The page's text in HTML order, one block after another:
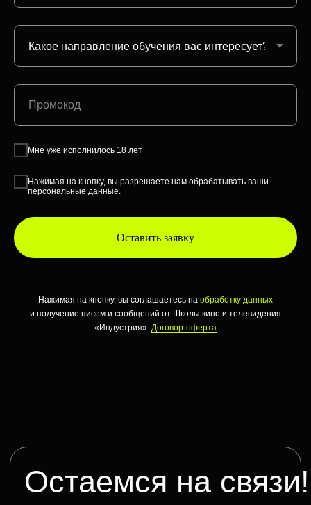
Мне уже исполнилось 18 лет
Нажимая на кнопку, вы разрешаете нам обрабатывать ваши
персональные данные.
Оставить заявку
Нажимая на кнопку, вы соглашаетесь на обработку данных
и получение писем и сообщений от Школы кино и телевидения
«Индустрия». Договор-оферта